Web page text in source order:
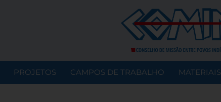
PROJETOS CAMPOS DE TRABALHO MATERIAIS